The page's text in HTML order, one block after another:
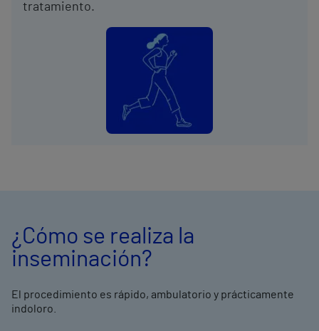
tratamiento.
¿Cómo se realiza la
inseminación?
El procedimiento es rápido, ambulatorio y prácticamente
indoloro.